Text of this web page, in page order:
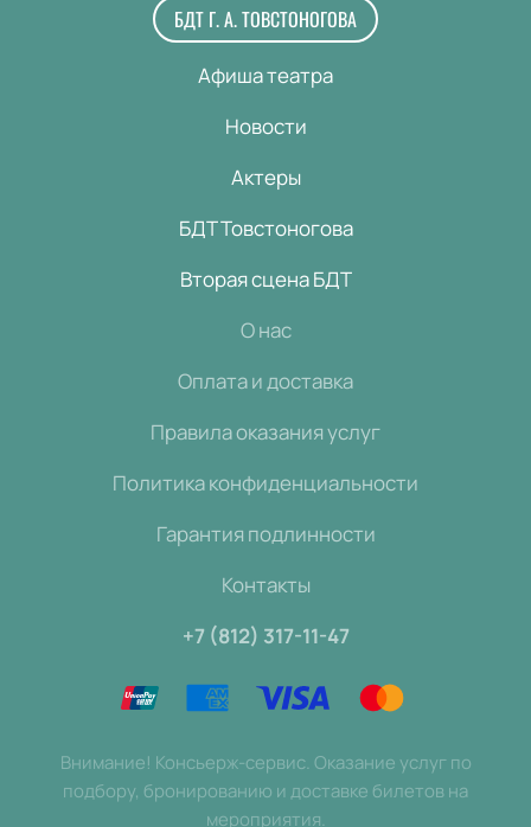
БДТ Г. А. ТОВСТОНОГОВА
Афиша театра
Новости
Актеры
БДТ Товстоногова
Вторая сцена БДТ
О нас
Оплата и доставка
Правила оказания услуг
Политика конфиденциальности
Гарантия подлинности
Контакты
+7 (812) 317-11-47
Внимание! Консьерж-сервис. Оказание услуг по
подбору, бронированию и доставке билетов на
мероприятия.